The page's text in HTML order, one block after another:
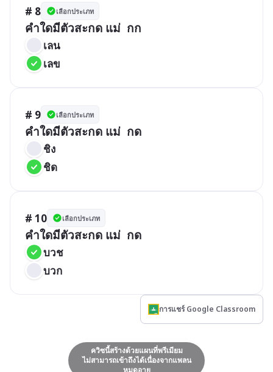
# 8 เลือกประเภท
คำใดมีตัวสะกด แม่  กก
เลน
เลข
# 9 เลือกประเภท
คำใดมีตัวสะกด แม่  กด
ชิง
ชิด
# 10 เลือกประเภท
คำใดมีตัวสะกด แม่  กด
บวช
บวก
การแชร์ Google Classroom
ควิซนี้สร้างด้วยแผนที่พรีเมียม
ไม่สามารถเข้าถึงได้เนื่องจากแพลน
หมดอายุ